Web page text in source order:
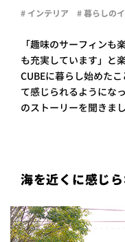
# インテリア # 暮らしの
「趣味のサーフィンも
も充実しています」と
CUBEに暮らし始めた
て感じられるようにな
のストーリーを聞きまし
海を近くに感じら